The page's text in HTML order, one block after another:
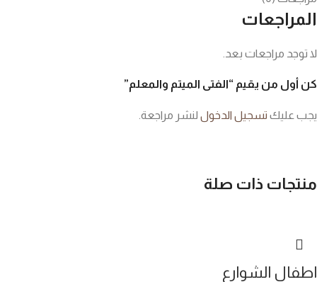
المراجعات
لا توجد مراجعات بعد.
كن أول من يقيم “الفتى الميتم والمعلم”
يجب عليك تسجيل الدخول لنشر مراجعة.
منتجات ذات صلة
اطفال الشوارع